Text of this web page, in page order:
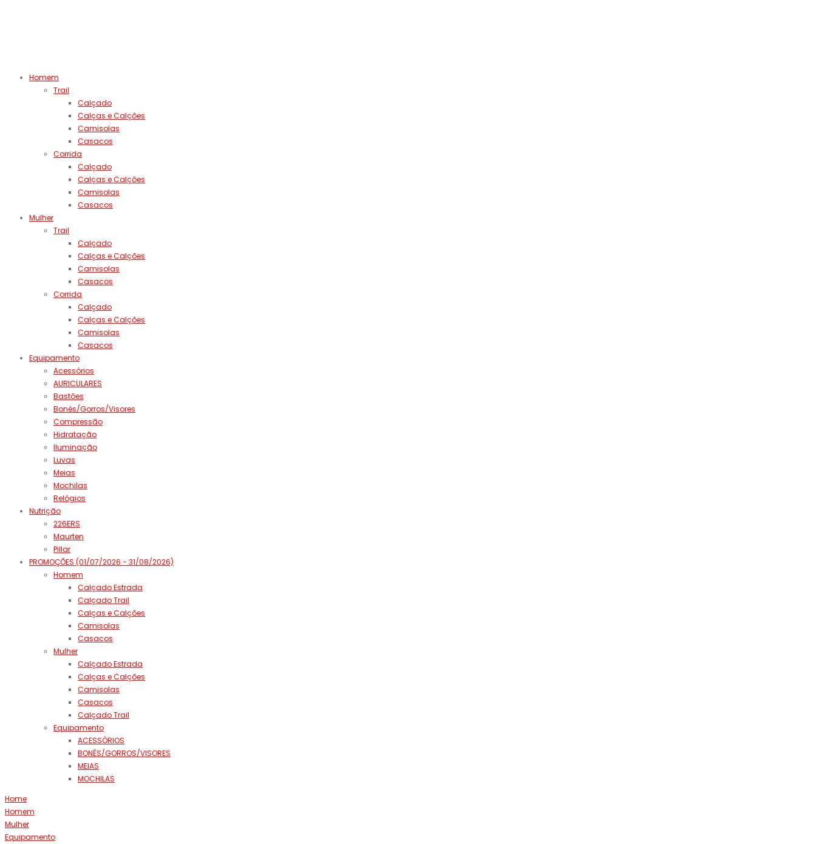
Homem
Trail
Calçado
Calças e Calções
Camisolas
Casacos
Corrida
Calçado
Calças e Calções
Camisolas
Casacos
Mulher
Trail
Calçado
Calças e Calções
Camisolas
Casacos
Corrida
Calçado
Calças e Calções
Camisolas
Casacos
Equipamento
Acessórios
AURICULARES
Bastões
Bonés/Gorros/Visores
Compressão
Hidratação
Iluminação
Luvas
Meias
Mochilas
Relógios
Nutrição
226ERS
Maurten
Pillar
PROMOÇÕES (01/07/2026 - 31/08/2026)
Homem
Calçado Estrada
Calçado Trail
Calças e Calções
Camisolas
Casacos
Mulher
Calçado Estrada
Calças e Calções
Camisolas
Casacos
Calçado Trail
Equipamento
ACESSÓRIOS
BONÉS/GORROS/VISORES
MEIAS
MOCHILAS
Home
Homem
Mulher
Equipamento